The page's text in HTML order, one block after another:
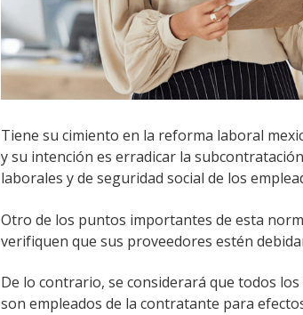
Tiene su cimiento en la reforma laboral
y su intención es erradicar la
laborales y de seguridad social de los
Otro de los puntos importantes de esta
verifiquen que sus proveedores estén
De lo contrario, se considerará que todos
son empleados de la contratante para